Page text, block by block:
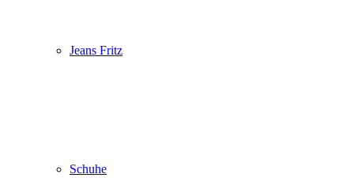
Jeans Fritz
Schuhe